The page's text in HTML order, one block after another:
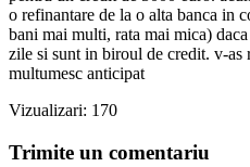
o refinantare de la o alta banca in
bani mai multi, rata mai mica)
zile si sunt in biroul de credit. v-as
multumesc anticipat
Vizualizari: 170
Trimite un comentariu